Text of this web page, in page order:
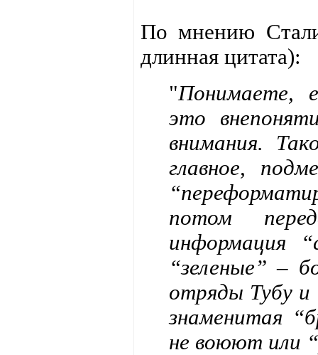
По мнению
длинная цитата):
"Понимаете,
это
внимания.
главное,
потом
информация
“зеленые” –
отряды Тубу и
знаменитая
не воюют или